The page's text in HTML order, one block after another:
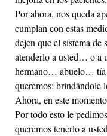
Por ahora, nos queda
cumplan con estas
dejen que el sistema de
atenderlo a usted… o a
hermano… abuelo…
queremos: brindándole
Ahora, en este
Por todo esto le
queremos tenerlo a